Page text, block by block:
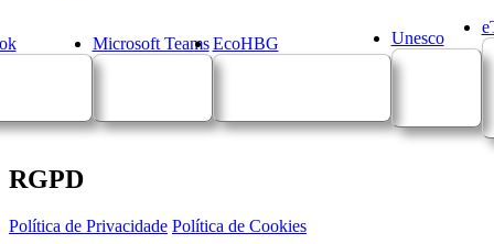
Microsoft Teams EcoHBG Unesco
RGPD
Política de Privacidade Política de Cookies